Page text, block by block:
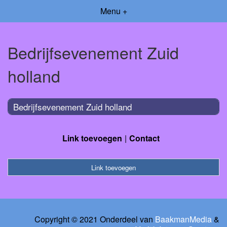
Menu +
Bedrijfsevenement Zuid
holland
Bedrijfsevenement Zuid holland
Link toevoegen Contact
Link toevoegen
Copyright © 2021 Onderdeel van BaakmanMedia&